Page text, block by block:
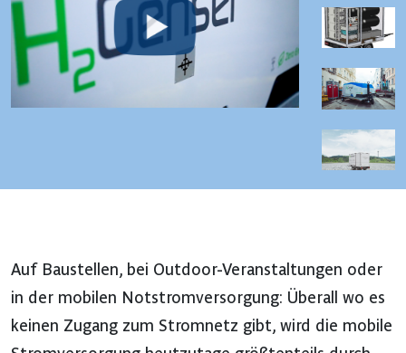
Auf Baustellen, bei Outdoor-Veranstaltungen oder
in der mobilen Notstromversorgung: Überall wo es
keinen Zugang zum Stromnetz gibt, wird die mobile